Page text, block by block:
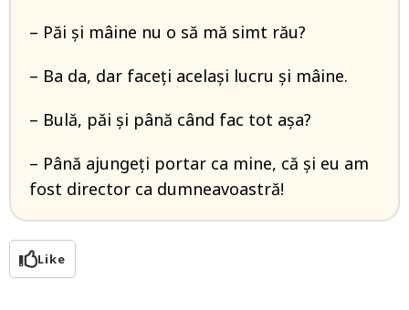
– Păi și mâine nu o să mă simt rău?
– Ba da, dar faceți același lucru și mâine.
– Bulă, păi și până când fac tot așa?
– Până ajungeți portar ca mine, că și eu am
fost director ca dumneavoastră!
Like